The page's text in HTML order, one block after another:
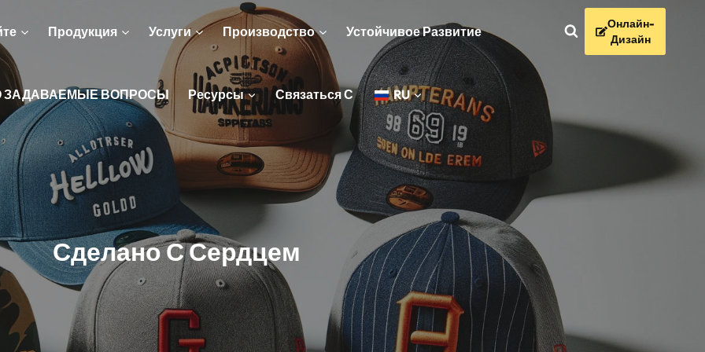
Продукция Услуги Производство Устойчивое Развитие
ЗАДАВАЕМЫЕ ВОПРОСЫ Ресурсы Связаться С RU
Онлайн-
Дизайн
Сделано С Сердцем